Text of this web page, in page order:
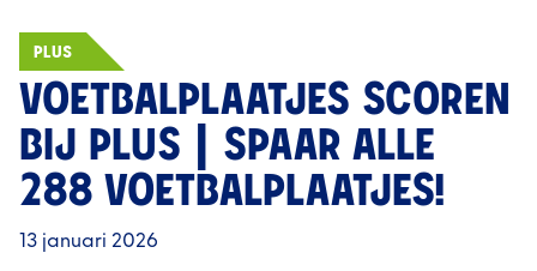
PLUS
VOETBALPLAATJES SCOREN
BIJ PLUS | SPAAR ALLE
288 VOETBALPLAATJES!
13 januari 2026